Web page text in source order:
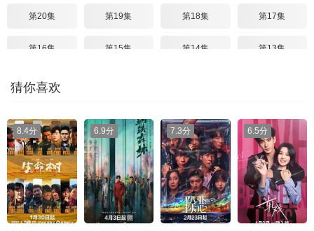
第20集 第19集 第18集 第17集
第16集 第15集 第14集 第13集
第12集
第04集 第02集 第01集
预告片
猜你喜欢
8.4分 6.9分 7.3分 6.5分